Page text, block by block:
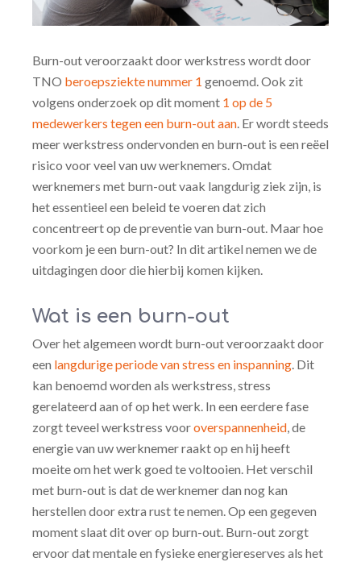
Burn-out veroorzaakt door werkstress wordt door
TNO beroepsziekte nummer 1 genoemd. Ook zit
volgens onderzoek op dit moment 1 op de 5
medewerkers tegen een burn-out aan. Er wordt steeds
meer werkstress ondervonden en burn-out is een reëel
risico voor veel van uw werknemers. Omdat
werknemers met burn-out vaak langdurig ziek zijn, is
het essentieel een beleid te voeren dat zich
concentreert op de preventie van burn-out. Maar hoe
voorkom je een burn-out? In dit artikel nemen we de
uitdagingen door die hierbij komen kijken.
Wat is een burn-out
Over het algemeen wordt burn-out veroorzaakt door
een langdurige periode van stress en inspanning. Dit
kan benoemd worden als werkstress, stress
gerelateerd aan of op het werk. In een eerdere fase
zorgt teveel werkstress vooroverspannenheid, de
energie van uw werknemer raakt op en hij heeft
moeite om het werk goed te voltooien. Het verschil
met burn-out is dat de werknemer dan nog kan
herstellen door extra rust te nemen. Op een gegeven
moment slaat dit over op burn-out. Burn-out zorgt
ervoor dat mentale en fysieke energiereserves als het